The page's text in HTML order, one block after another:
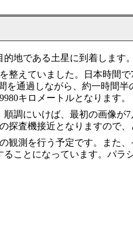
地である土星に到着します。
えていました。日本時間
通過しながら、約一時間半
キロメートルとなります。
調にいけば、最初の画像が7
査機接近となりますので
測を行う予定です。また
ことになっています。パラ